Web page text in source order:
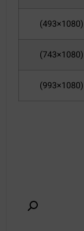
(1080×493)
(1080×743)
(1080×993)